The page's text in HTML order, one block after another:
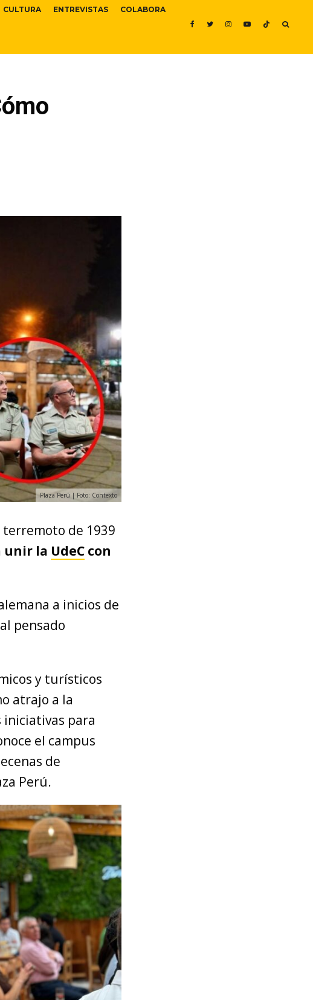
CULTURA ENTREVISTAS COLABORA
Plaza Perú | Foto: Contexto
terremoto de 1939
unir la UdeC con
a inicios de
pensado
y turísticos
atrajo a la
iniciativas para
el campus
de
Perú.